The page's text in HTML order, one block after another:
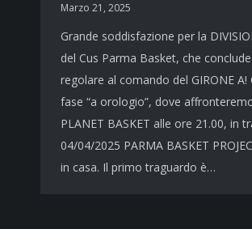
Marzo 21, 2025
Grande soddisfazione per la
del Cus Parma Basket, che
regolare al comando del GIRONE A!
fase “a orologio”, dove
PLANET BASKET alle ore 21.00, in
04/04/2025 PARMA BASKET
in casa. Il primo traguardo è…